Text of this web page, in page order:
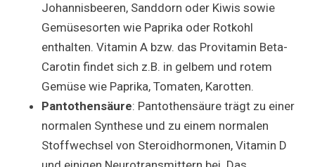
Johannisbeeren, Sanddorn oder Kiwis sowie
Gemüsesorten wie Paprika oder Rotkohl
enthalten. Vitamin A bzw. das Provitamin Beta-
Carotin findet sich z.B. in gelbem und rotem
Gemüse wie Paprika, Tomaten, Karotten.
Pantothensäure: Pantothensäure trägt zu einer
normalen Synthese und zu einem normalen
Stoffwechsel von Steroidhormonen, Vitamin D